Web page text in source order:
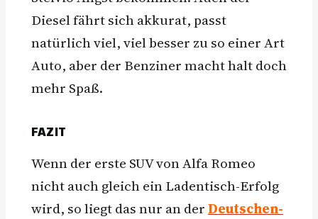
Diesel fährt sich akkurat, passt
natürlich viel, viel besser zu so einer Art
Auto, aber der Benziner macht halt doch
mehr Spaß.
FAZIT
Wenn der erste SUV von Alfa Romeo
nicht auch gleich ein Ladentisch-Erfolg
wird, so liegt das nur an derDeutschen-